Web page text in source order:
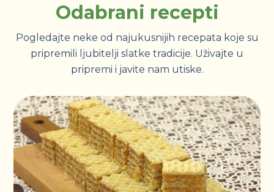
Odabrani recepti
Pogledajte neke od najukusnijih recepata koje su
pripremili ljubitelji slatke tradicije. Uživajte u
pripremi i javite nam utiske.